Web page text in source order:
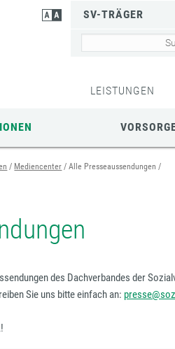
SV-TRÄGER
LEISTUNGEN
Mediencenter Alle Presseaussendungen
des Dachverbandes der
Sie uns bitte einfach an: